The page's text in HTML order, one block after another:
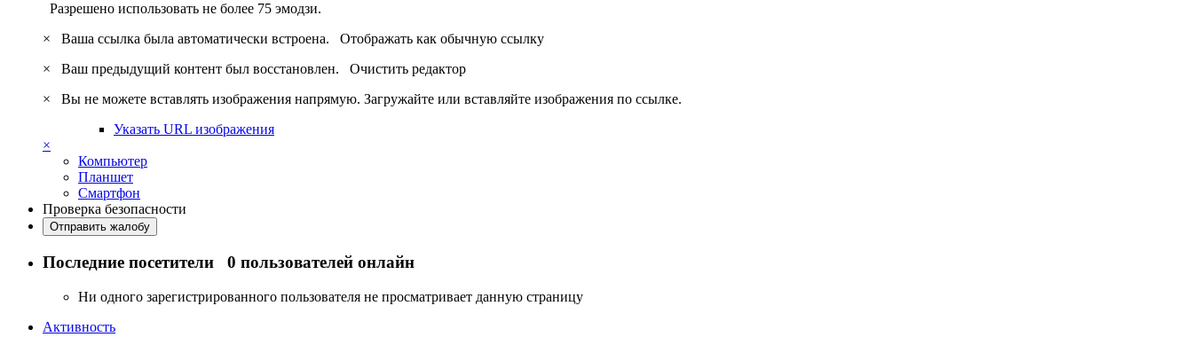
Разрешено использовать не более 75 эмодзи.
×
Ваша ссылка была автоматически встроена. Отображать как обычную ссылку
×
Ваш предыдущий контент был восстановлен. Очистить редактор
×
Вы не можете вставлять изображения напрямую. Загружайте или вставляйте изображения по ссылке.
Указать URL изображения
×
Компьютер
Планшет
Смартфон
Проверка безопасности
Отправить жалобу
Последние посетители 0 пользователей онлайн
Ни одного зарегистрированного пользователя не просматривает данную страницу
Активность